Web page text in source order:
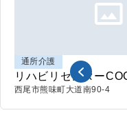
通所介護
リハビリセンター
西尾市熊味町大道南90-4